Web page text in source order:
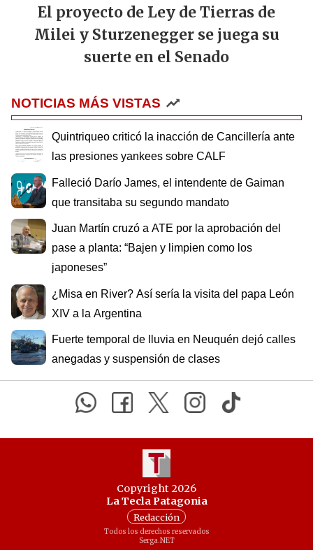
El proyecto de Ley de Tierras de
Milei y Sturzenegger se juega su
suerte en el Senado
NOTICIAS MÁS VISTAS
Quintriqueo criticó la inacción de Cancillería ante
las presiones yankees sobre CALF
Falleció Darío James, el intendente de Gaiman
que transitaba su segundo mandato
Juan Martín cruzó a ATE por la aprobación del
pase a planta: “Bajen y limpien como los
japoneses”
¿Misa en River? Así sería la visita del papa León
XIV a la Argentina
Fuerte temporal de lluvia en Neuquén dejó calles
anegadas y suspensión de clases
Copyright 2026
La Tecla Patagonia
Redacción
Todos los derechos reservados
Serga.NET